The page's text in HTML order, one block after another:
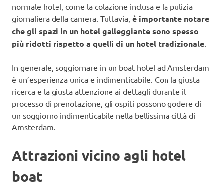
normale hotel, come la colazione inclusa e la pulizia
giornaliera della camera. Tuttavia, è importante notare
che gli spazi in un hotel galleggiante sono spesso
più ridotti rispetto a quelli di un hotel tradizionale
In generale, soggiornare in un boat hotel ad Amsterdam
è un’esperienza unica e indimenticabile. Con la giusta
ricerca e la giusta attenzione ai dettagli durante il
processo di prenotazione, gli ospiti possono godere di
un soggiorno indimenticabile nella bellissima città di
Amsterdam.
Attrazioni vicino agli hotel
boat